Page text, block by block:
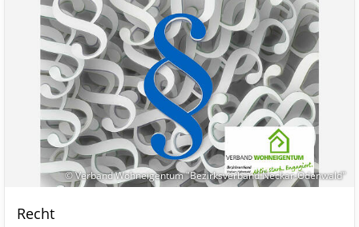
© Verband Wohneigentum "Bezirksverband Neckar-Odenwald"
Recht